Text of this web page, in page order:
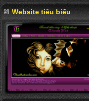
Website tiêu biểu